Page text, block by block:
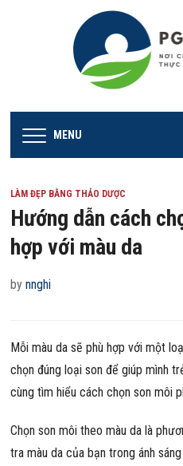
MENU
LÀM ĐẸP BẰNG THẢO DƯỢC
Hướng dẫn cách
hợp với màu da
bynnghi
Mỗi màu da sẽ phù hợp với một
chọn đúng loại son để giúp mình
cùng tìm hiểu cách chọn son môi
Chọn son môi theo màu da là
tra màu da của bạn trong ánh